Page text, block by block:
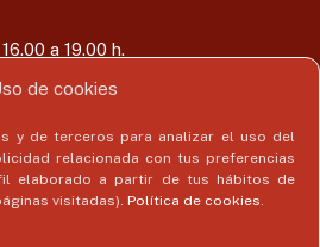
de cookies
y de terceros para analizar el uso del
relacionada con tus preferencias
elaborado a partir de tus hábitos de
visitadas). Política de cookies.
a 19.00 h.